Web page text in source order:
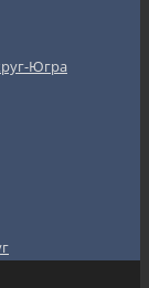
Югра